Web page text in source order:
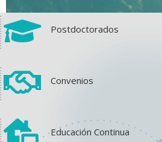
 Postdoctorados
 Convenios
 Educación Continua